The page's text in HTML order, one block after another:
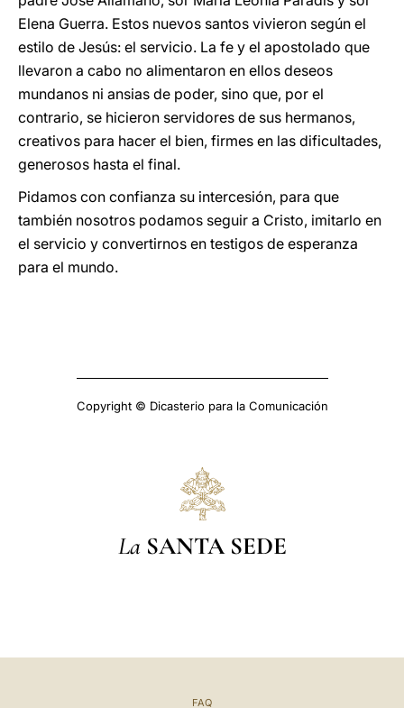
Elena Guerra. Estos nuevos santos vivieron según el
estilo de Jesús: el servicio. La fe y el apostolado que
llevaron a cabo no alimentaron en ellos deseos
mundanos ni ansias de poder, sino que, por el
contrario, se hicieron servidores de sus hermanos,
creativos para hacer el bien, firmes en las dificultades,
generosos hasta el final.
Pidamos con confianza su intercesión, para que
también nosotros podamos seguir a Cristo, imitarlo en
el servicio y convertirnos en testigos de esperanza
para el mundo.
Copyright © Dicasterio para la Comunicación
La SANTA SEDE
FAQ